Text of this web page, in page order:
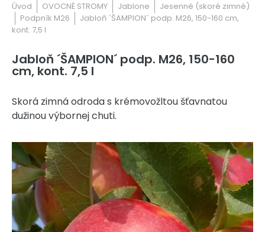
Úvod OVOCNÉ STROMY Jablone
Jesenné (skoré zimné)
Podpník M26
Jabloň ´ŠAMPION´ podp. M26, 150-160 cm,
kont. 7,5 l
Jabloň ´ŠAMPION´ podp. M26, 150-160
cm, kont. 7,5 l
Skorá zimná odroda s krémovožltou šťavnatou
dužinou výbornej chuti.